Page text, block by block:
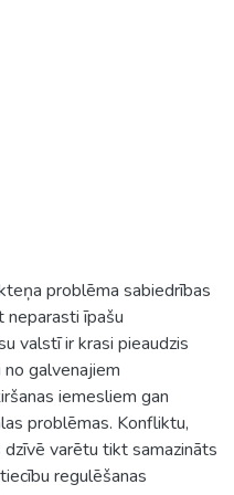
problēma sabiedrības
īpašu
valstī ir krasi pieaudzis
galvenajiem
iemesliem gan
problēmas. Konfliktu,
varētu tikt samazināts
regulēšanas